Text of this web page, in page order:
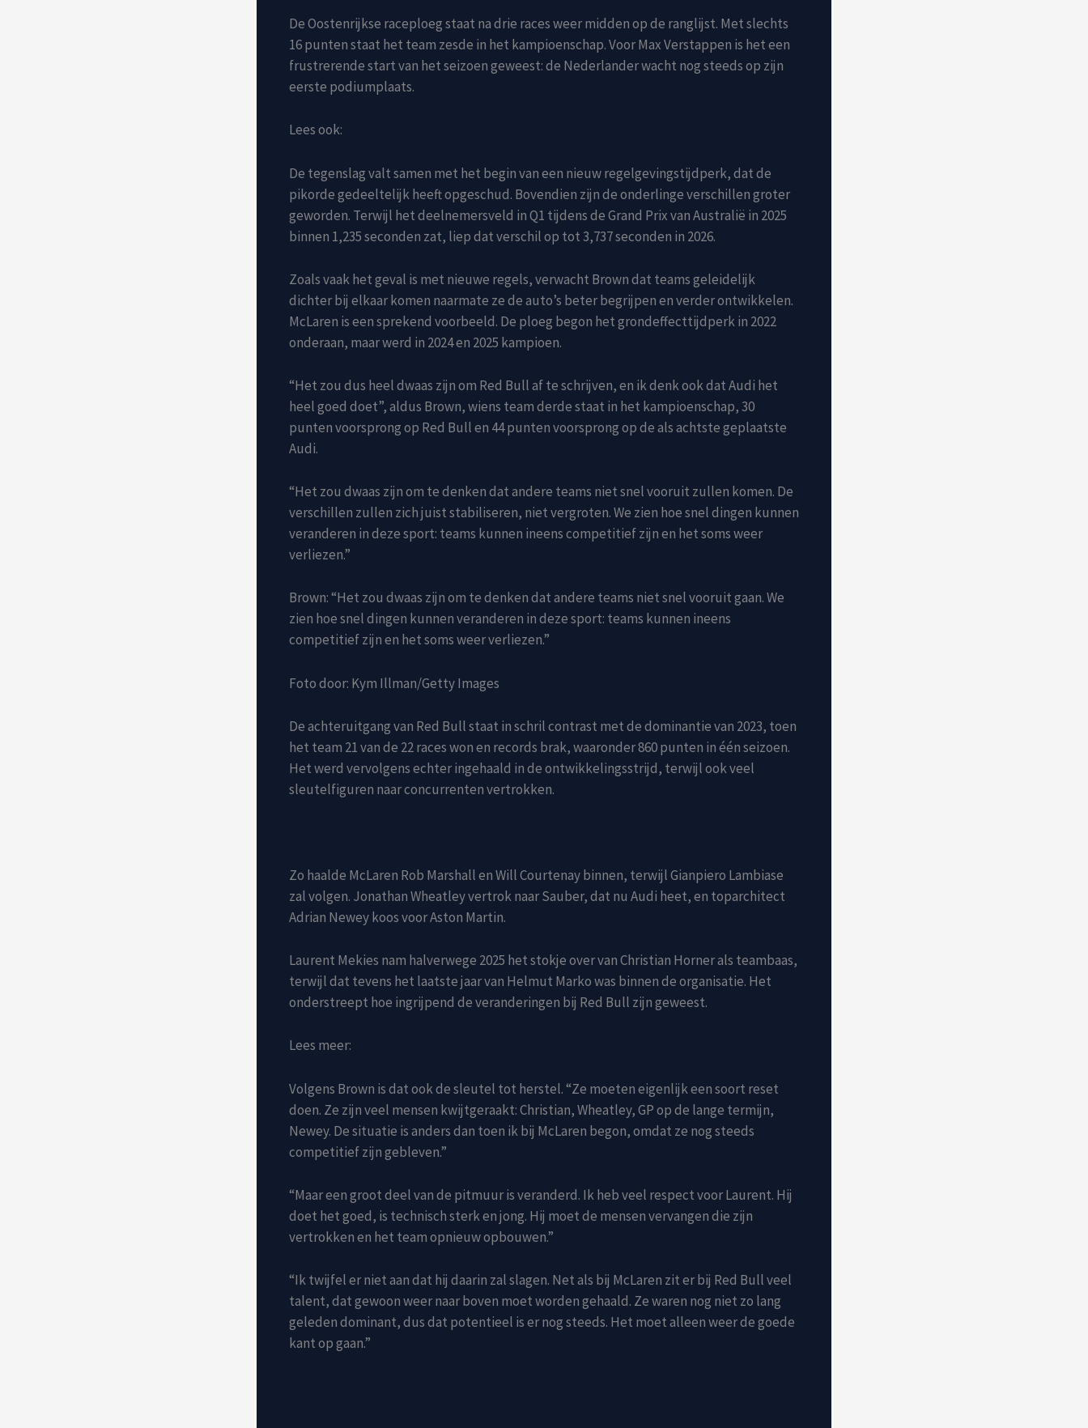
De Oostenrijkse raceploeg staat na drie races weer midden op de ranglijst. Met slechts
16 punten staat het team zesde in het kampioenschap. Voor Max Verstappen is het een
frustrerende start van het seizoen geweest: de Nederlander wacht nog steeds op zijn
eerste podiumplaats.
Lees ook:
De tegenslag valt samen met het begin van een nieuw regelgevingstijdperk, dat de
pikorde gedeeltelijk heeft opgeschud. Bovendien zijn de onderlinge verschillen groter
geworden. Terwijl het deelnemersveld in Q1 tijdens de Grand Prix van Australië in 2025
binnen 1,235 seconden zat, liep dat verschil op tot 3,737 seconden in 2026.
Zoals vaak het geval is met nieuwe regels, verwacht Brown dat teams geleidelijk
dichter bij elkaar komen naarmate ze de auto’s beter begrijpen en verder ontwikkelen.
McLaren is een sprekend voorbeeld. De ploeg begon het grondeffecttijdperk in 2022
onderaan, maar werd in 2024 en 2025 kampioen.
“Het zou dus heel dwaas zijn om Red Bull af te schrijven, en ik denk ook dat Audi het
heel goed doet”, aldus Brown, wiens team derde staat in het kampioenschap, 30
punten voorsprong op Red Bull en 44 punten voorsprong op de als achtste geplaatste
Audi.
“Het zou dwaas zijn om te denken dat andere teams niet snel vooruit zullen komen. De
verschillen zullen zich juist stabiliseren, niet vergroten. We zien hoe snel dingen kunnen
veranderen in deze sport: teams kunnen ineens competitief zijn en het soms weer
verliezen.”
Brown: “Het zou dwaas zijn om te denken dat andere teams niet snel vooruit gaan. We
zien hoe snel dingen kunnen veranderen in deze sport: teams kunnen ineens
competitief zijn en het soms weer verliezen.”
Foto door: Kym Illman/Getty Images
De achteruitgang van Red Bull staat in schril contrast met de dominantie van 2023, toen
het team 21 van de 22 races won en records brak, waaronder 860 punten in één seizoen.
Het werd vervolgens echter ingehaald in de ontwikkelingsstrijd, terwijl ook veel
sleutelfiguren naar concurrenten vertrokken.
Zo haalde McLaren Rob Marshall en Will Courtenay binnen, terwijl Gianpiero Lambiase
zal volgen. Jonathan Wheatley vertrok naar Sauber, dat nu Audi heet, en toparchitect
Adrian Newey koos voor Aston Martin.
Laurent Mekies nam halverwege 2025 het stokje over van Christian Horner als teambaas,
terwijl dat tevens het laatste jaar van Helmut Marko was binnen de organisatie. Het
onderstreept hoe ingrijpend de veranderingen bij Red Bull zijn geweest.
Lees meer:
Volgens Brown is dat ook de sleutel tot herstel. “Ze moeten eigenlijk een soort reset
doen. Ze zijn veel mensen kwijtgeraakt: Christian, Wheatley, GP op de lange termijn,
Newey. De situatie is anders dan toen ik bij McLaren begon, omdat ze nog steeds
competitief zijn gebleven.”
“Maar een groot deel van de pitmuur is veranderd. Ik heb veel respect voor Laurent. Hij
doet het goed, is technisch sterk en jong. Hij moet de mensen vervangen die zijn
vertrokken en het team opnieuw opbouwen.”
“Ik twijfel er niet aan dat hij daarin zal slagen. Net als bij McLaren zit er bij Red Bull veel
talent, dat gewoon weer naar boven moet worden gehaald. Ze waren nog niet zo lang
geleden dominant, dus dat potentieel is er nog steeds. Het moet alleen weer de goede
kant op gaan.”